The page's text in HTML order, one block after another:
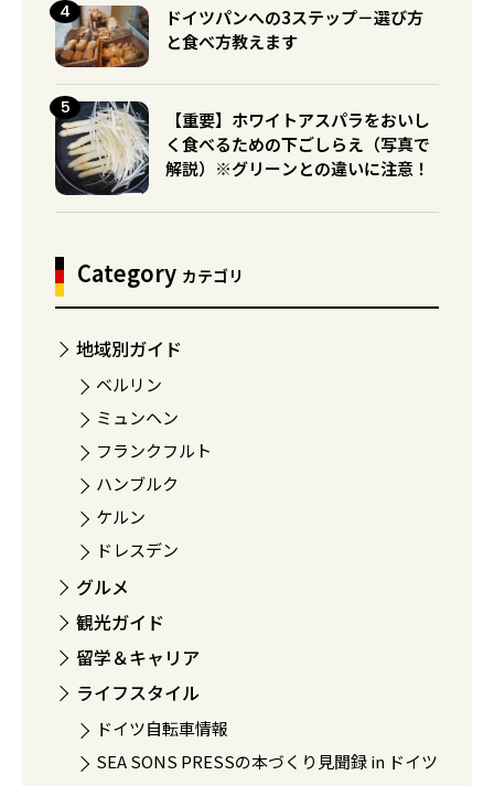
ドイツパンへの3ステップ－選び方
と食べ方教えます
【重要】ホワイトアスパラをおいし
く食べるための下ごしらえ（写真で
解説）※グリーンとの違いに注意！
Category カテゴリ
地域別ガイド
ベルリン
ミュンヘン
フランクフルト
ハンブルク
ケルン
ドレスデン
グルメ
観光ガイド
留学＆キャリア
ライフスタイル
ドイツ自転車情報
SEA SONS PRESSの本づくり見聞録 in ドイツ